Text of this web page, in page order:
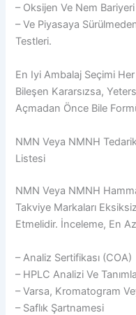
– Oksijen Ve Nem
– Ve Piyasaya Sürülmeden
Testleri.
En Iyi Ambalaj Seçimi
Bileşen Kararsızsa,
Açmadan Önce Bile
NMN Veya NMNH
Listesi
NMN Veya NMNH
Takviye Markaları
Etmelidir. İnceleme, En
– Analiz Sertifikası (COA)
– HPLC Analizi Ve
– Varsa, Kromatogram
– Saflık Şartnamesi